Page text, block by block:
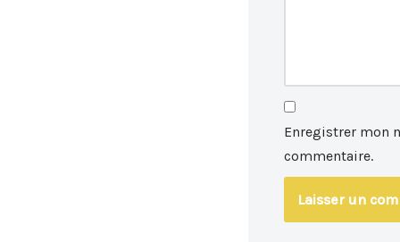
Enregistrer mon
commentaire.